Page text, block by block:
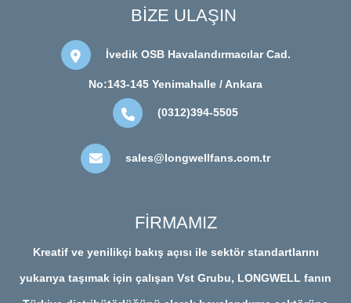
BİZE ULAŞIN
İvedik OSB Havalandırmacılar Cad.
No:143-145 Yenimahalle / Ankara
(0312)394-5505
sales@longwellfans.com.tr
FİRMAMIZ
Kreatif ve yenilikçi bakış açısı ile sektör standartlarını
yukarıya taşımak için çalışan Vst Grubu, LONGWELL fanın